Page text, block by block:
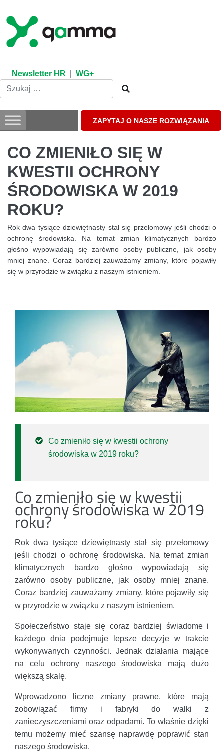
content
Newsletter HR WG+
ZAPYTAJ O NASZE ROZWIĄZANIA
CO ZMIENIŁO SIĘ W
KWESTII OCHRONY
ŚRODOWISKA W 2019
ROKU?
Rok dwa tysiące dziewiętnasty stał się przełomowy jeśli chodzi o
ochronę środowiska. Na temat zmian klimatycznych bardzo
głośno wypowiadają się zarówno osoby publiczne, jak osoby
mniej znane. Coraz bardziej zauważamy zmiany, które pojawiły
się w przyrodzie w związku z naszym istnieniem.
Co zmieniło się w kwestii ochrony
środowiska w 2019 roku?
Co zmieniło się w kwestii
ochrony środowiska w 2019
roku?
Rok dwa tysiące dziewiętnasty stał się przełomowy
jeśli chodzi o ochronę środowiska. Na temat zmian
klimatycznych bardzo głośno wypowiadają się
zarówno osoby publiczne, jak osoby mniej znane.
Coraz bardziej zauważamy zmiany, które pojawiły się
w przyrodzie w związku z naszym istnieniem.
Społeczeństwo staje się coraz bardziej świadome i
każdego dnia podejmuje lepsze decyzje w trakcie
wykonywanych czynności. Jednak działania mające
na celu ochrony naszego środowiska mają dużo
większą skalę.
Wprowadzono liczne zmiany prawne, które mają
zobowiązać firmy i fabryki do walki z
zanieczyszczeniami oraz odpadami. To właśnie dzięki
temu możemy mieć szansę naprawdę poprawić stan
naszego środowiska.